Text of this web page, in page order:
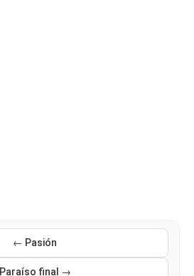
← Pasión
Paraíso final →